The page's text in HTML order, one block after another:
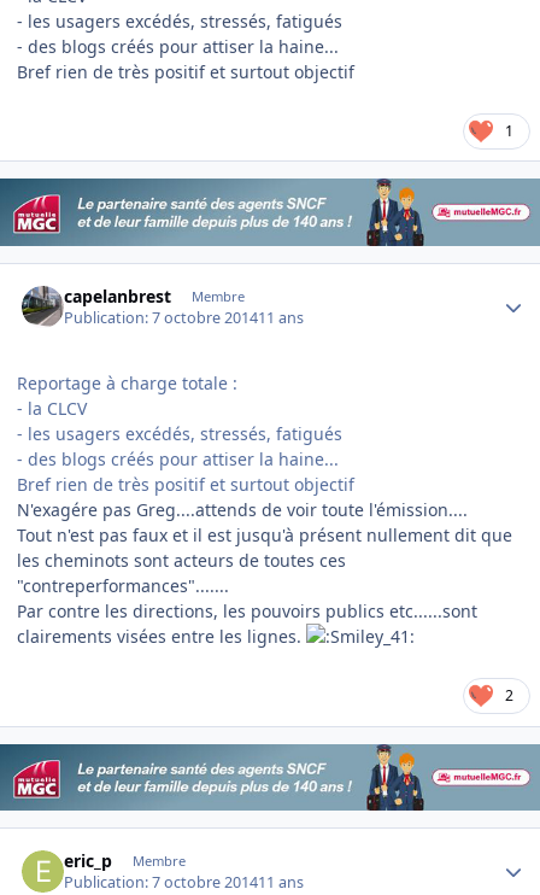
- les usagers excédés, stressés, fatigués
- des blogs créés pour attiser la haine...
Bref rien de très positif et surtout objectif
1
capelanbrest Membre
Publication:7 octobre 201411 ans
Reportage à charge totale :
- la CLCV
- les usagers excédés, stressés, fatigués
- des blogs créés pour attiser la haine...
Bref rien de très positif et surtout objectif
N'exagére pas Greg....attends de voir toute l'émission....
Tout n'est pas faux et il est jusqu'à présent nullement dit que
les cheminots sont acteurs de toutes ces
"contreperformances".......
Par contre les directions, les pouvoirs publics etc......sont
clairements visées entre les lignes.
2
eric_p Membre
Publication:7 octobre 201411 ans